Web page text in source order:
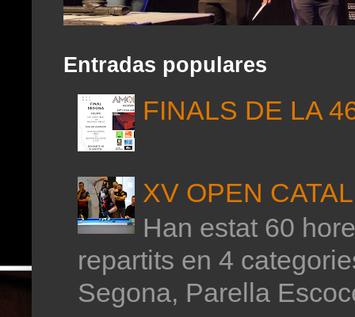
Entradas populares
FINALS DE LA
XV OPEN
Han estat 60
repartits en 4
Segona, Parella